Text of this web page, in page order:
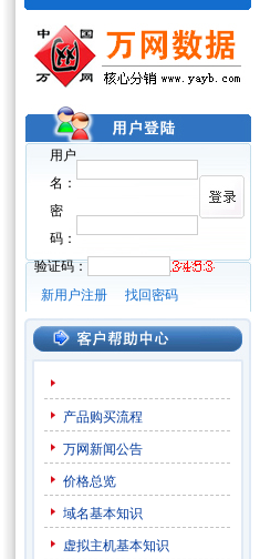
用户
名：
密
码：
验证码：
新用户注册
找回密码
产品购买流程
万网新闻公告
价格总览
域名基本知识
虚拟主机基本知识